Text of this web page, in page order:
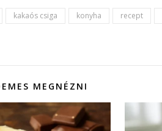
kakaós csiga konyha recept
MEGNÉZNI